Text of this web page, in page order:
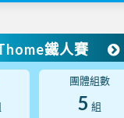
鐵人賽
團體組數
5 組